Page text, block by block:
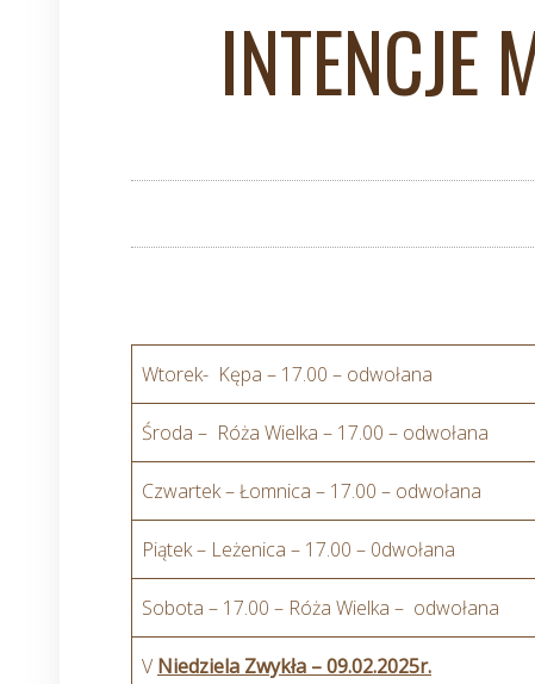
Wtorek- Kępa – 17.00 – odwołana
Środa – Róża Wielka – 17.00 – odwołana
Czwartek – Łomnica – 17.00 – odwołana
Piątek – Leżenica – 17.00 – 0dwołana
Sobota – 17.00 – Róża Wielka – odwołana
V Niedziela Zwykła – 09.02.2025r.